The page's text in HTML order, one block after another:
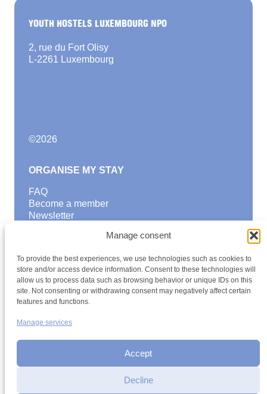
Manage consent
To provide the best experiences, we use technologies such as cookies to
store and/or access device information. Consent to these technologies will
allow us to process data such as browsing behavior or unique IDs on this
site. Not consenting or withdrawing consent may negatively affect certain
features and functions.
Manage services
Accept
Decline
YOUTH HOSTELS LUXEMBOURG NPO
2, rue du Fort Olisy
L-2261 Luxembourg
©2026
ORGANISE MY STAY
FAQ
Become a member
Newsletter
Find a youth hostel
Discover activities
School Trips and group excursions
Teambuilding
Youth Hostels Luxembourg NPO